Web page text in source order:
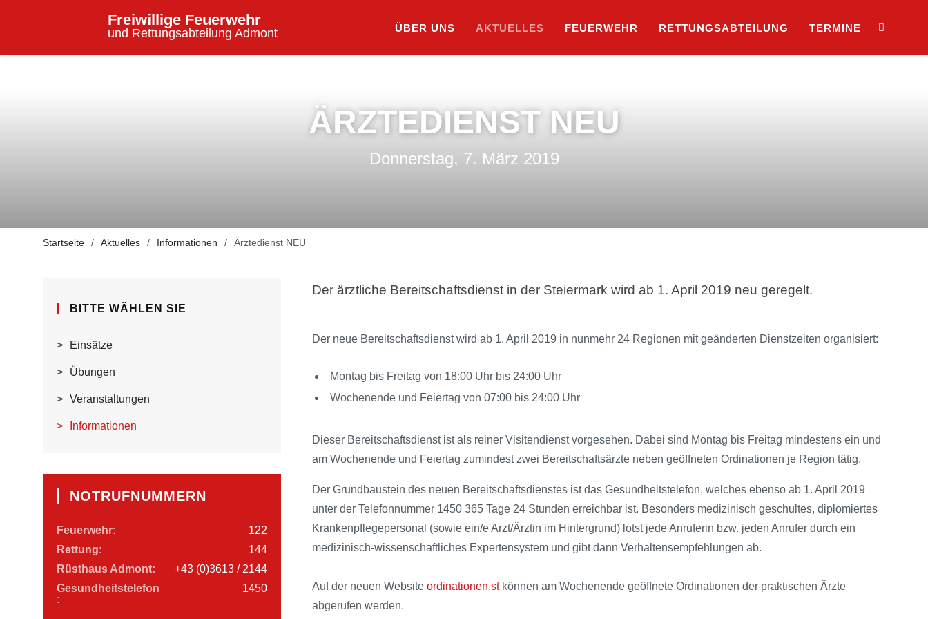
Freiwillige Feuerwehr
und Rettungsabteilung Admont ÜBER UNS AKTUELLES FEUERWEHR RETTUNGSABTEILUNG TERMINE
SUCHE
ÄRZTEDIENST NEU
Donnerstag, 7. März 2019
Startseite Aktuelles Informationen Ärztedienst NEU
Der ärztliche Bereitschaftsdienst in der Steiermark wird ab 1. April 2019 neu geregelt.
Der neue Bereitschaftsdienst wird ab 1. April 2019 in nunmehr 24 Regionen mit geänderten Dienstzeiten organisiert:
Montag bis Freitag von 18:00 Uhr bis 24:00 Uhr
Wochenende und Feiertag von 07:00 bis 24:00 Uhr
Dieser Bereitschaftsdienst ist als reiner Visitendienst vorgesehen. Dabei sind Montag bis Freitag mindestens ein und
am Wochenende und Feiertag zumindest zwei Bereitschaftsärzte neben geöffneten Ordinationen je Region tätig.
Der Grundbaustein des neuen Bereitschaftsdienstes ist das Gesundheitstelefon, welches ebenso ab 1. April 2019
unter der Telefonnummer 1450 365 Tage 24 Stunden erreichbar ist. Besonders medizinisch geschultes, diplomiertes
Krankenpflegepersonal (sowie ein/e Arzt/Ärztin im Hintergrund) lotst jede Anruferin bzw. jeden Anrufer durch ein
medizinisch-wissenschaftliches Expertensystem und gibt dann Verhaltensempfehlungen ab.
Auf der neuen Websiteordinationen.stkönnen am Wochenende geöffnete Ordinationen der praktischen Ärzte
abgerufen werden.
BITTE WÄHLEN SIE
Einsätze
Übungen
Veranstaltungen
Informationen
NOTRUFNUMMERN
Feuerwehr:
122
Rettung:
144
Rüsthaus Admont:
+43 (0)3613 / 2144
Gesundheitstelefon
:
1450